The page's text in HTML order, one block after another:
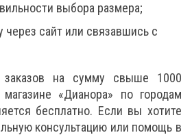
выбора размера;
через сайт или связавшись с
заказов на сумму свыше 1000
«Дианора» по городам
бесплатно. Если вы хотите
консультацию или помощь в